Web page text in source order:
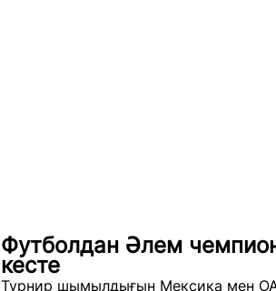
Футболдан Әлем
кесте
Турнир шымылдығын Мексика мен